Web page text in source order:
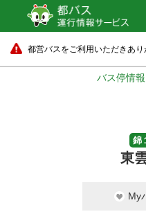
都営バスをご利用いただきあり
バス停情
錦
東
My